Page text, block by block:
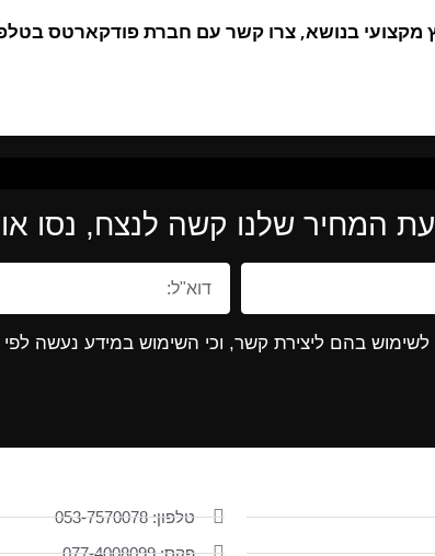
מקצועי בנושא, צרו קשר עם חברת פודקארטס
המחיר שלנו קשה לנצח, נסו
בהם ליצירת קשר, וכי השימוש במידע נעשה לפי
טלפון: 053-7570078